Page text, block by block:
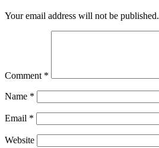
Your email address will not be published.
Comment *
Name *
Email *
Website